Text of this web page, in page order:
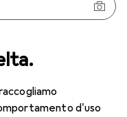
d'uso
Salute